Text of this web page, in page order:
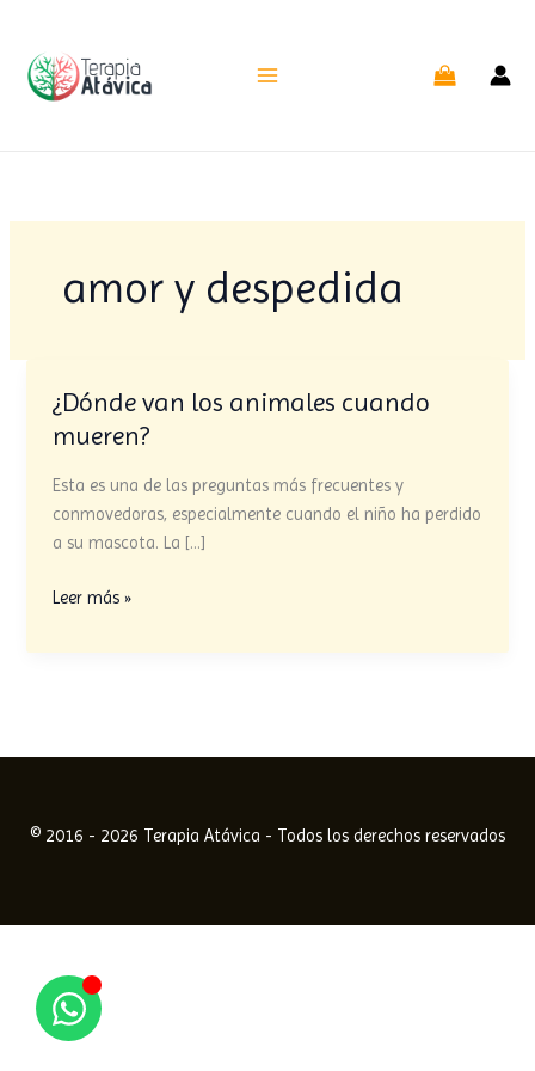
contenido
amor y despedida
¿Dónde van los animales cuando
mueren?
Esta es una de las preguntas más frecuentes y
conmovedoras, especialmente cuando el niño ha perdido
a su mascota. La […]
¿Dónde
van
animales
cuando
mueren?
Leer más »
© 2016 - 2026 Terapia Atávica - Todos los derechos reservados